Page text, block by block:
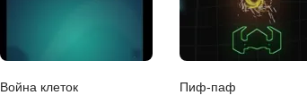
Война клеток Пиф-паф